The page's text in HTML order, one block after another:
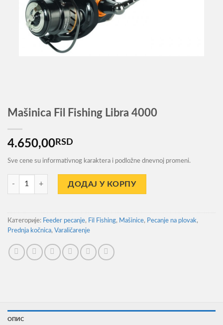
Mašinica Fil Fishing Libra 4000
4.650,00RSD
Sve cene su informativnog karaktera i podložne dnevnoj promeni.
Mašinica Fil Fishing Libra 4000 количина
ДОДАЈ У КОРПУ
Категорије: Feeder pecanje, Fil Fishing, Mašinice, Pecanje na plovak,
Prednja kočnica, Varaličarenje
ОПИС